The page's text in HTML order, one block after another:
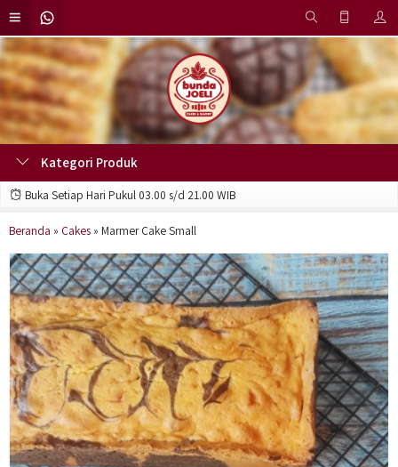
Kategori Produk
Buka Setiap Hari Pukul 03.00 s/d 21.00 WIB
Beranda » Cakes » Marmer Cake Small